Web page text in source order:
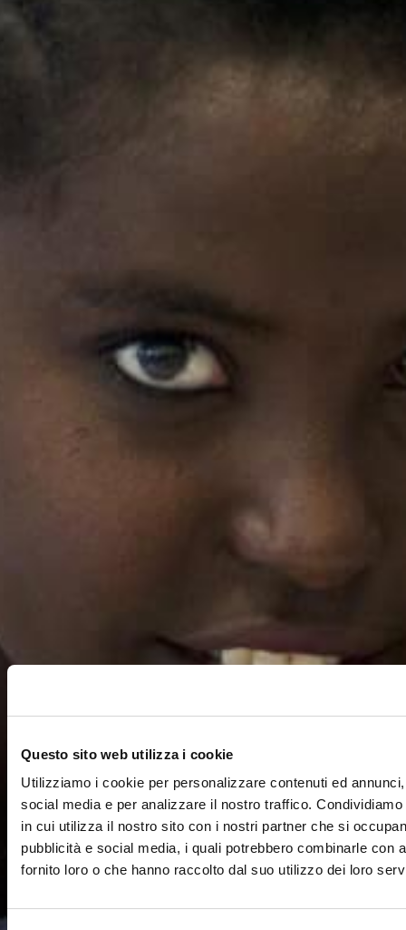
Questo sito web utilizza i cookie
Utilizziamo i cookie per personalizzare contenuti ed
social media e per analizzare il nostro traffico.
in cui utilizza il nostro sito con i nostri partner che si
pubblicità e social media, i quali potrebbero combinarle con
fornito loro o che hanno raccolto dal suo utilizzo dei loro